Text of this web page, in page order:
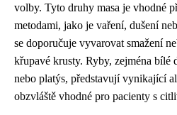
volby. Tyto druhy masa je vhodné
metodami, jako je vaření, dušení
se doporučuje vyvarovat smažení
křupavé krusty. Ryby, zejména bílé
nebo platýs, představují vynikající
obzvláště vhodné pro pacienty s